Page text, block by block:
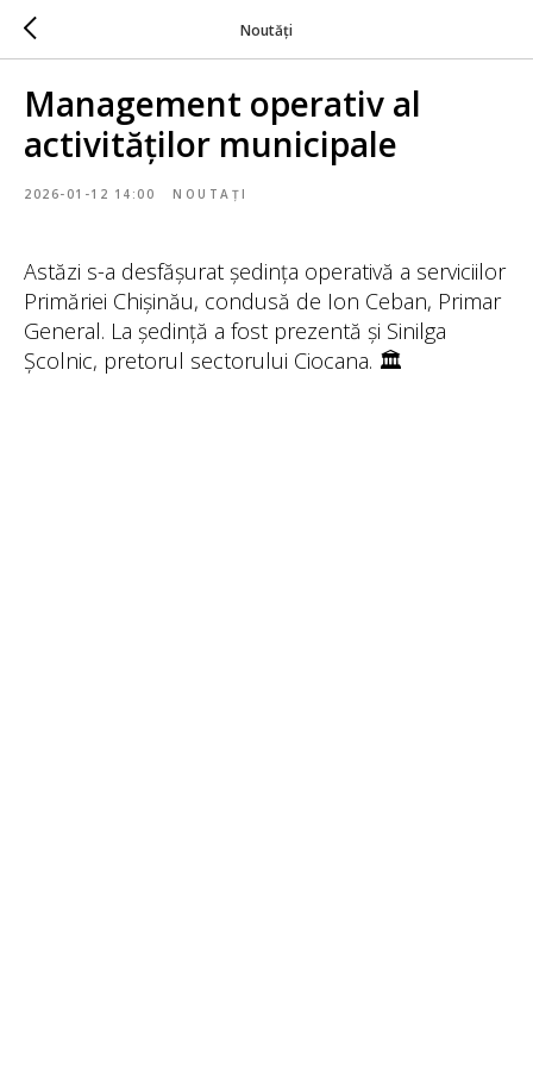
Noutăți
Management operativ al
activităților municipale
2026-01-12 14:00 NOUTAȚI
Astăzi s-a desfășurat ședința operativă a serviciilor
Primăriei Chișinău, condusă de Ion Ceban, Primar
General. La ședință a fost prezentă și Sinilga
Școlnic, pretorul sectorului Ciocana. 🏛️